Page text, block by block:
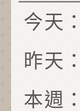
今天：
昨天：
本週：